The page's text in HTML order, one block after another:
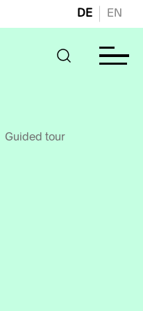
DE EN
Guided tour